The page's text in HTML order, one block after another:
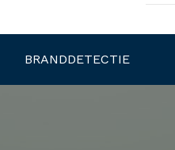
BRANDDETECTIE